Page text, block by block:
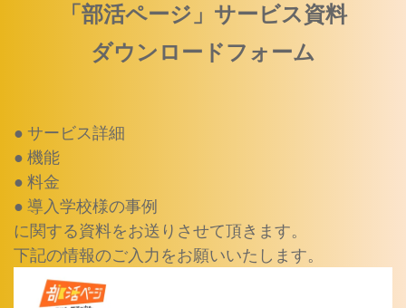
「部活ページ」 サービス資料
ダウンロードフォーム
● サービス詳細
● 機能
● 料金
● 導入学校様の事例
に関する資料をお送りさせて頂きます。
下記の情報のご入力をお願いいたします。